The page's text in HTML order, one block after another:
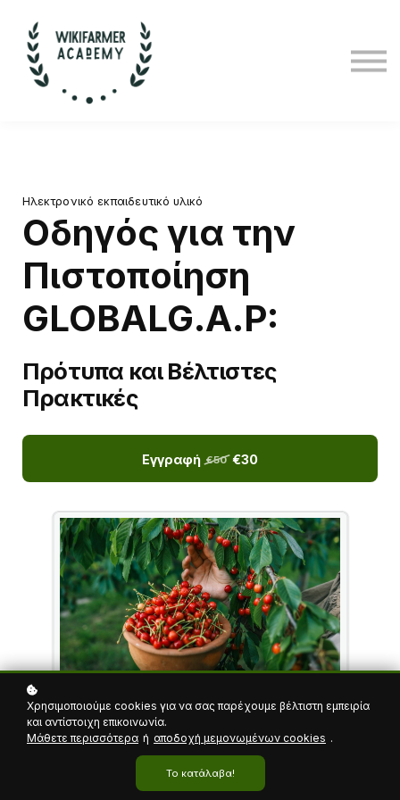
Ποιοι είμαστε
Ελληνικά
Ηλεκτρονικό εκπαιδευτικό υλικό
Οδηγός για την
Πιστοποίηση
GLOBALG.A.P:
Πρότυπα και Βέλτιστες
Πρακτικές
Εγγραφή €50 €30
Χρησιμοποιούμε cookies για να σας παρέχουμε βέλτιστη εμπειρία
και αντίστοιχη επικοινωνία.
Μάθετε περισσότερα ή αποδοχή μεμονωμένων cookies .
Το κατάλαβα!